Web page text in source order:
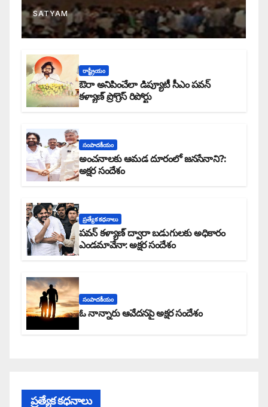
SATYAM
రాష్ట్రీయం
ఔరా అనిపించేలా డిప్యూటీ సీఎం పవన్
కళ్యాణ్ ప్రోగ్రెస్ రిపోర్టు
సంపాదకీయం
అంచనాలకు ఆమడ దూరంలో జనసేనాని?:
అక్షర సందేశం
ప్రత్యేక కధనాలు
పవన్ కళ్యాణ్ ద్వారా బడుగులకు అధికారం
ఎండమావేనా: అక్షర సందేశం
సంపాదకీయం
ఓ నాన్నారు ఆవేదనపై అక్షర సందేశం
ప్రత్యేక కధనాలు